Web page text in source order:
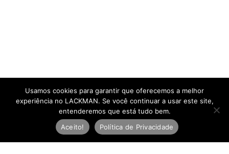
Usamos cookies para garantir que oferecemos a melhor
experiência no LACKMAN. Se você continuar a usar este site,
entenderemos que está tudo bem.
Aceito!
Política de Privacidade